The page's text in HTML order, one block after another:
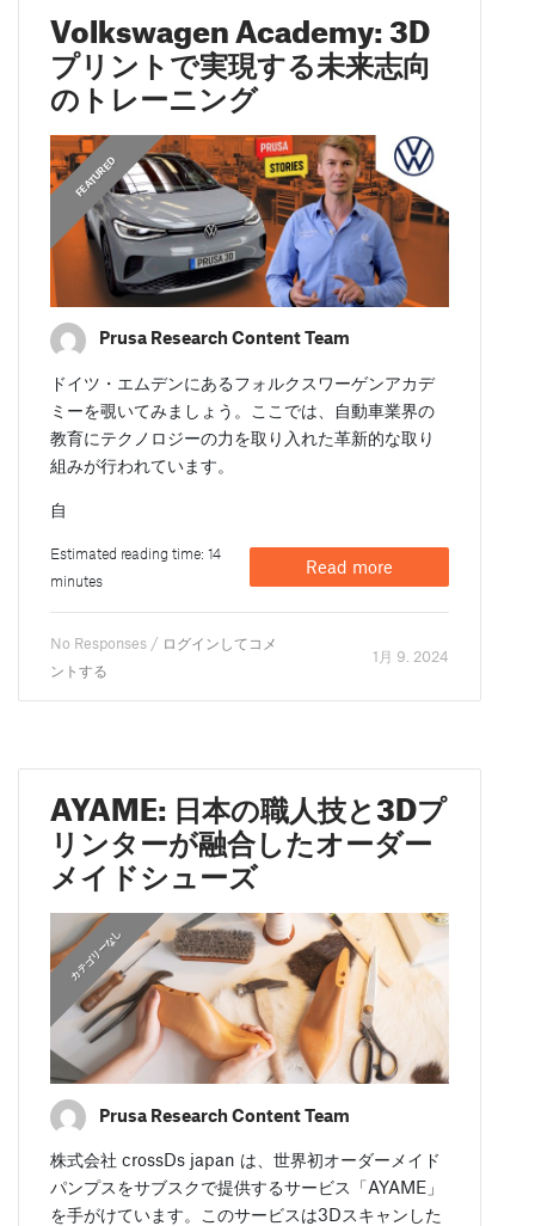
Volkswagen Academy: 3D
プリントで実現する未来志向
のトレーニング
FEATURED
Prusa Research Content Team
ドイツ・エムデンにあるフォルクスワーゲンアカデ
ミーを覗いてみましょう。ここでは、自動車業界の
教育にテクノロジーの力を取り入れた革新的な取り
組みが行われています。
自
Estimated reading time: 14
minutes
Read more
No Responses / ログインしてコメ
ントする
1月 9. 2024
AYAME: 日本の職人技と3Dプ
リンターが融合したオーダー
メイドシューズ
カテゴリーなし
Prusa Research Content Team
株式会社 crossDs japan は、世界初オーダーメイド
パンプスをサブスクで提供するサービス「AYAME」
を手がけています。このサービスは3Dスキャンした